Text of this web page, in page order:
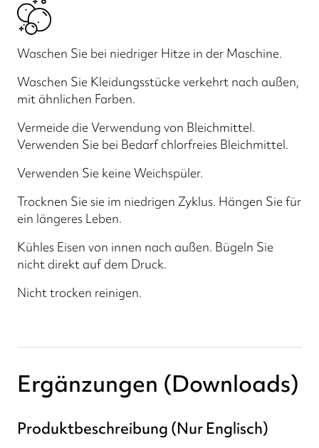
Waschen Sie bei niedriger Hitze in der Maschine.
Waschen Sie Kleidungsstücke verkehrt nach außen,
mit ähnlichen Farben.
Vermeide die Verwendung von Bleichmittel.
Verwenden Sie bei Bedarf chlorfreies Bleichmittel.
Verwenden Sie keine Weichspüler.
Trocknen Sie sie im niedrigen Zyklus. Hängen Sie für
ein längeres Leben.
Kühles Eisen von innen nach außen. Bügeln Sie
nicht direkt auf dem Druck.
Nicht trocken reinigen.
Ergänzungen (Downloads)
Produktbeschreibung (Nur Englisch)